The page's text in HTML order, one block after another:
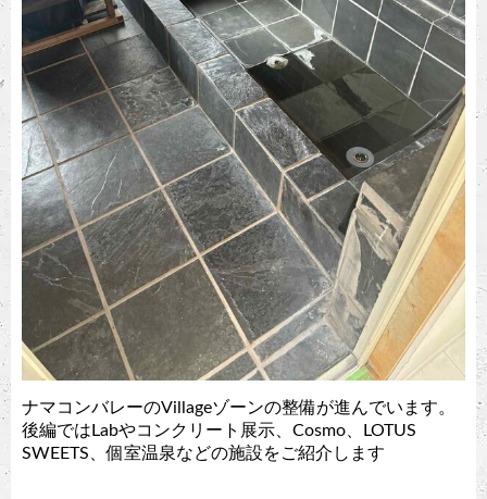
ナマコンバレーのVillageゾーンの整備が進んでいます。
後編ではLabやコンクリート展示、Cosmo、LOTUS
SWEETS、個室温泉などの施設をご紹介します